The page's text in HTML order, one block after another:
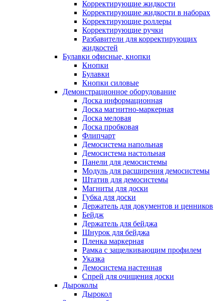
Корректирующие жидкости
Корректирующие жидкости в наборах
Корректирующие роллеры
Корректирующие ручки
Разбавители для корректирующих
жидкостей
Булавки офисные, кнопки
Кнопки
Булавки
Кнопки силовые
Демонстрационное оборудование
Доска информационная
Доска магнитно-маркерная
Доска меловая
Доска пробковая
Флипчарт
Демосистема напольная
Демосистема настольная
Панели для демосистемы
Модуль для расширения демосистемы
Штатив для демосистемы
Магниты для доски
Губка для доски
Держатель для документов и ценников
Бейдж
Держатель для бейджа
Шнурок для бейджа
Пленка маркерная
Рамка с защелкивающим профилем
Указка
Демосистема настенная
Спрей для очищения доски
Дыроколы
Дырокол